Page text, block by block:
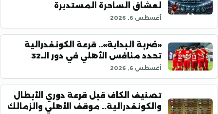
لعشاق الساحرة المستديرة
أغسطس 6, 2026
«ضربة البداية».. قرعة الكونفدرالية
تحدد منافس الأهلي في دور الـ32
أغسطس 6, 2026
تصنيف الكاف قبل قرعة دوري الأبطال
والكونفدرالية.. موقف الأهلي والزمالك